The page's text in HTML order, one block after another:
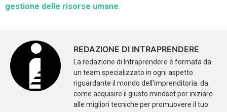
gestione delle risorse umane.
REDAZIONE DI INTRAPRENDERE
La redazione di Intraprendere è formata da
un team specializzato in ogni aspetto
riguardante il mondo dell’imprenditoria: da
come acquisire il giusto mindset per iniziare
alle migliori tecniche per promuovere il tuo